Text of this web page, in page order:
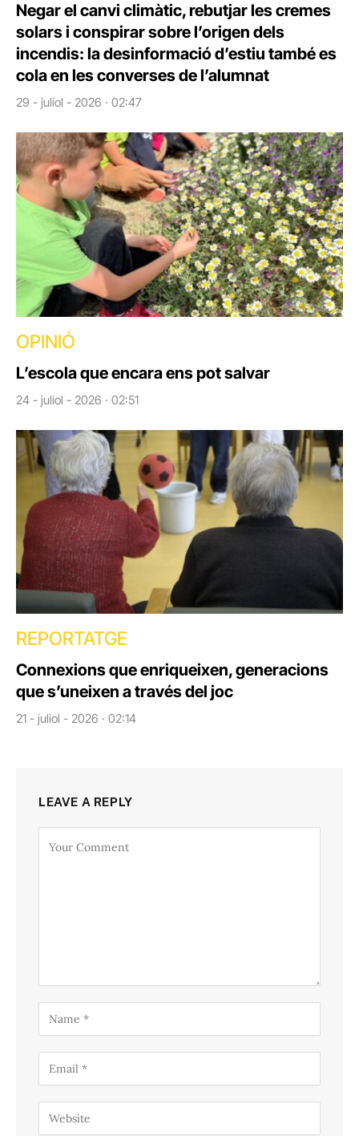
Negar el canvi climàtic, rebutjar les cremes
solars i conspirar sobre l’origen dels
incendis: la desinformació d’estiu també es
cola en les converses de l’alumnat
29 - juliol - 2026 · 02:47
OPINIÓ
L’escola que encara ens pot salvar
24 - juliol - 2026 · 02:51
REPORTATGE
Connexions que enriqueixen, generacions
que s’uneixen a través del joc
21 - juliol - 2026 · 02:14
LEAVE A REPLY